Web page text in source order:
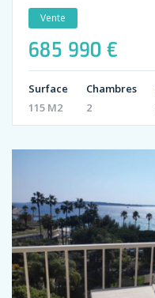
Vente
685 990 €
Surface
115 M2
Chambres
2